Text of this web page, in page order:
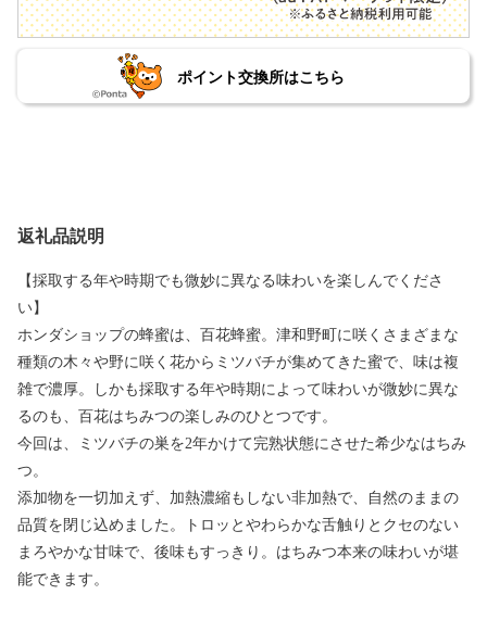
ポイント交換所はこちら
返礼品説明
【採取する年や時期でも微妙に異なる味わいを楽しんでくださ
い】
ホンダショップの蜂蜜は、百花蜂蜜。津和野町に咲くさまざまな
種類の木々や野に咲く花からミツバチが集めてきた蜜で、味は複
雑で濃厚。しかも採取する年や時期によって味わいが微妙に異な
るのも、百花はちみつの楽しみのひとつです。
今回は、ミツバチの巣を2年かけて完熟状態にさせた希少なはちみ
つ。
添加物を一切加えず、加熱濃縮もしない非加熱で、自然のままの
品質を閉じ込めました。トロッとやわらかな舌触りとクセのない
まろやかな甘味で、後味もすっきり。はちみつ本来の味わいが堪
能できます。